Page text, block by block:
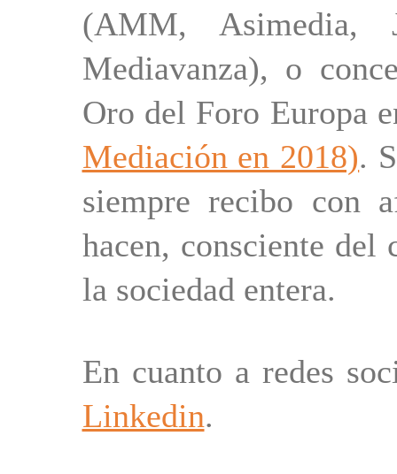
(AMM,
Mediavanza), o
Oro del Foro Europa
Mediación en 2018).
siempre recibo con
hacen, consciente del
la sociedad entera.
En cuanto a redes
Linkedin.